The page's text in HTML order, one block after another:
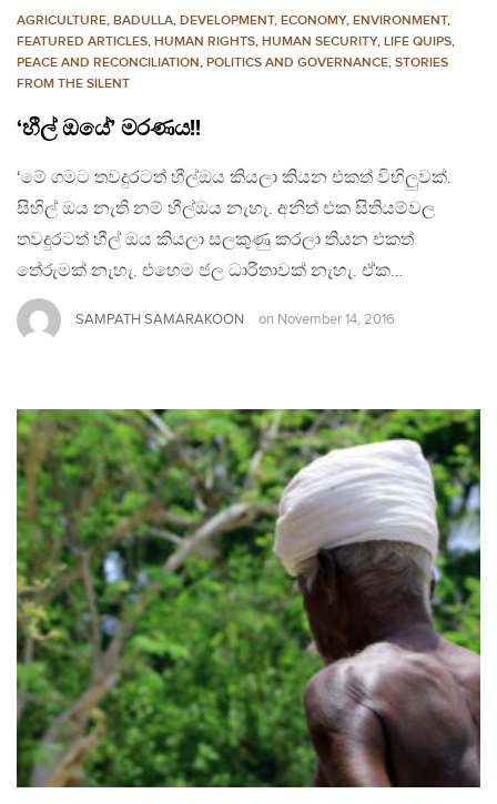
AGRICULTURE, BADULLA, DEVELOPMENT, ECONOMY, ENVIRONMENT,
FEATURED ARTICLES, HUMAN RIGHTS, HUMAN SECURITY, LIFE QUIPS,
PEACE AND RECONCILIATION, POLITICS AND GOVERNANCE, STORIES
FROM THE SILENT
‘හීල් ඔයේ’ මරණය!!
‘මේ ගමට තවදුරටත් හීල්ඔය කියලා කියන එකත් විහිලුවක්.
සිහිල් ඔය නැති නම් හීල්ඔය නැහැ. අනිත් එක සිතියම්වල
තවදුරටත් හීල් ඔය කියලා සලකුණු කරලා තියන එකත්
තේරුමක් නැහැ. එහෙම ජල ධාරිතාවක් නැහැ. ඒක…
SAMPATH SAMARAKOON on November 14, 2016